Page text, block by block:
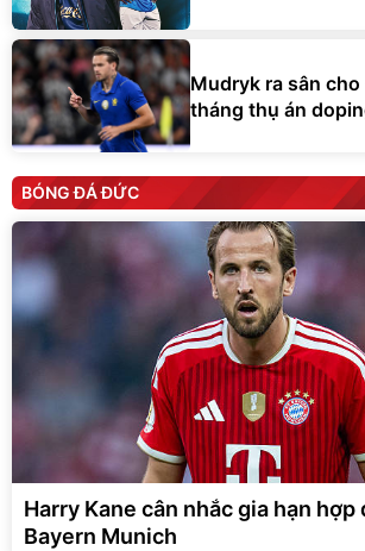
Mudryk ra sân
tháng thụ án
BÓNG ĐÁ ĐỨC
Harry Kane cân nhắc gia hạn hợp
Bayern Munich